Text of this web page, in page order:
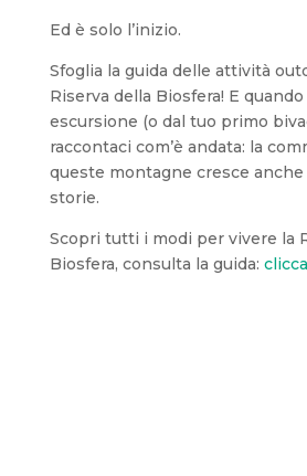
Ed è solo l’inizio.
Sfoglia la guida delle attività
Riserva della Biosfera! E
escursione (o dal tuo primo
raccontaci com’è andata: la
queste montagne cresce
storie.
Scopri tutti i modi per vivere la
Biosfera, consulta la guida: